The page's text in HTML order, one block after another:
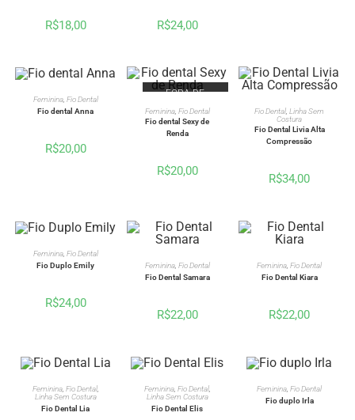
R$18,00 R$24,00
VER OPÇÕES
Feminina, Fio Dental
Fio dental Anna
R$20,00
FORA DE
VER OPÇÕES
Feminina, Fio Dental
Fio dental Sexy de
Renda
R$20,00
VER OPÇÕES
Fio Dental,Linha Sem
Costura
Fio Dental Livia Alta
Compressão
R$34,00
VER OPÇÕES
Feminina, Fio Dental
Fio Duplo Emily
R$24,00
VER OPÇÕES
Feminina, Fio Dental
Fio Dental Samara
R$22,00
VER OPÇÕES
Feminina ,Fio Dental
Fio Dental Kiara
R$22,00
VER OPÇÕES
Feminina, Fio Dental,
Linha Sem Costura
Fio Dental Lia
VER OPÇÕES
Feminina, Fio Dental,
Linha Sem Costura
Fio Dental Elis
VER OPÇÕES
Feminina,Fio Dental
Fio duplo Irla